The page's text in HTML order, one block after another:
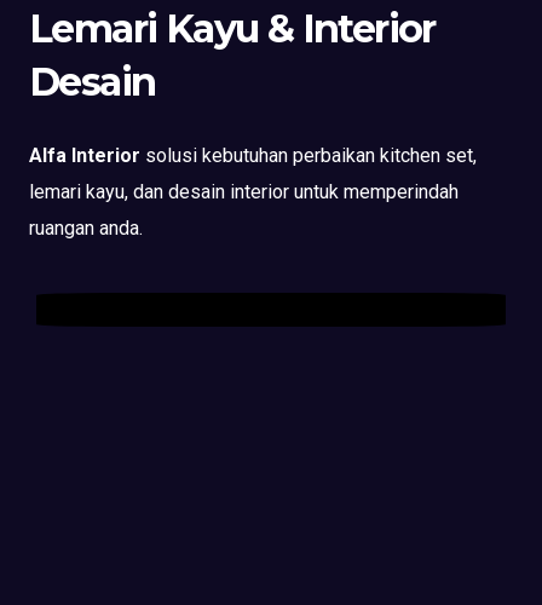
Lemari Kayu & Interior
Desain
Alfa Interior solusi kebutuhan perbaikan kitchen set,
lemari kayu, dan desain interior untuk memperindah
ruangan anda.